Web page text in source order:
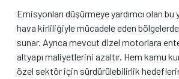
Emisyonları düşürmeye yardımcı olan
hava kirliliğiyle mücadele eden
sunar. Ayrıca mevcut dizel motorlara
altyapı maliyetlerini azaltır. Hem kamu
özel sektör için sürdürülebilirlik